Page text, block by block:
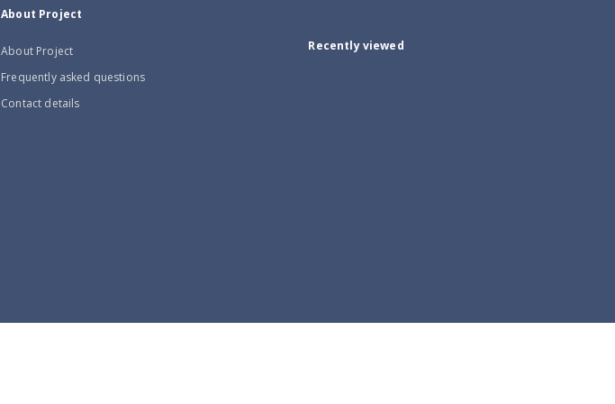
About Project
About Project
Frequently asked questions
Contact details
Recently viewed